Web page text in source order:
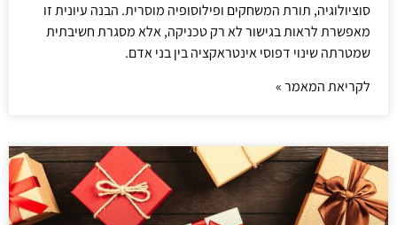
סוציולוגיה, תורת המשחקים ופילוסופיה מוסרית. הבנה עיונית זו
מאפשרת לראות בגישור לא רק טכניקה, אלא מסגרת חשיבתית
שמטרתה שינוי דפוסי אינטראקציה בין בני אדם.
לקריאת המאמר »